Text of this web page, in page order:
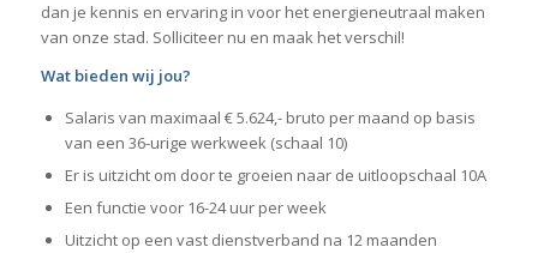
dan je kennis en ervaring in voor het energieneutraal maken
van onze stad. Solliciteer nu en maak het verschil!
Wat bieden wij jou?
Salaris van maximaal € 5.624,- bruto per maand op basis
van een 36-urige werkweek (schaal 10)
Er is uitzicht om door te groeien naar de uitloopschaal 10A
Een functie voor 16-24 uur per week
Uitzicht op een vast dienstverband na 12 maanden